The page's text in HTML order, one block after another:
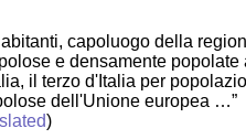
capoluogo della
e densamente popolate
il terzo d'Italia per
dell'Unione europea …”
)